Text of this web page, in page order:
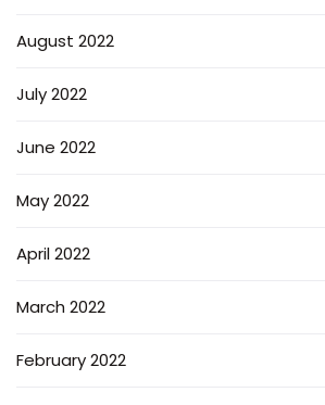
August 2022
July 2022
June 2022
May 2022
April 2022
March 2022
February 2022